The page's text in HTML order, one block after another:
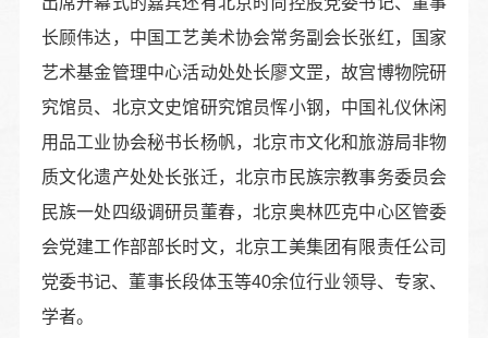
长顾伟达，中国工艺美术协会常务副会长张红，国家
艺术基金管理中心活动处处长廖文罡，故宫博物院研
究馆员、北京文史馆研究馆员恽小钢，中国礼仪休闲
用品工业协会秘书长杨帆，北京市文化和旅游局非物
质文化遗产处处长张迁，北京市民族宗教事务委员会
民族一处四级调研员董春，北京奥林匹克中心区管委
会党建工作部部长时文，北京工美集团有限责任公司
党委书记、董事长段体玉等40余位行业领导、专家、
学者。